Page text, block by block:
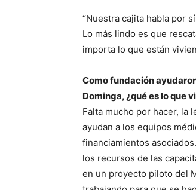
“Nuestra cajita habla por
Lo más lindo es que
importa lo que están
Como fundación
Dominga, ¿qué es lo que
Falta mucho por hacer, la
ayudan a los equipos
financiamientos
los recursos de las
en un proyecto piloto del